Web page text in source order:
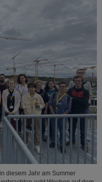
diesem Jahr am Summer